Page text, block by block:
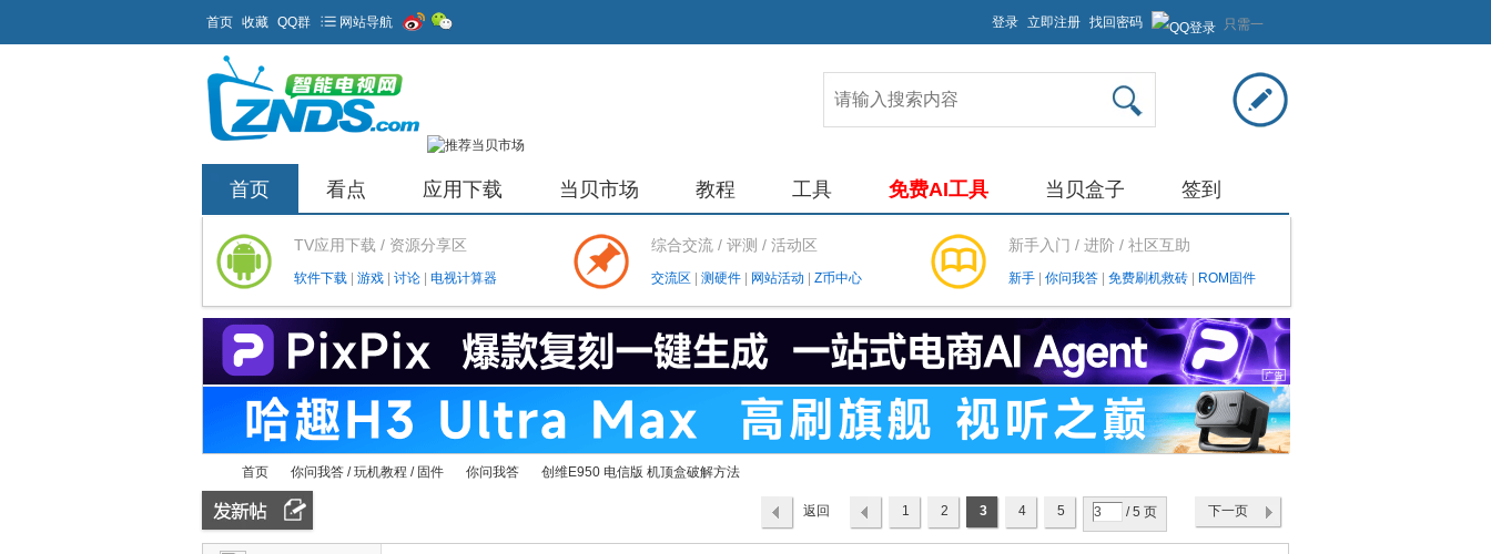
首页 收藏 QQ群 网站导航 只需一
步，快
速开始
登录 立即注册 找回密码
首页 看点 应用下载 当贝市场 教程 工具 免费AI工具 当贝盒子 签到
TV应用下载 / 资源分享区
软件下载 游戏 讨论 电视计算器
综合交流 / 评测 / 活动区
交流区 测硬件 网站活动 Z币中心
新手入门 / 进阶 / 社区互助
新手 你问我答 免费刷机救砖 ROM固件
首页 你问我答 / 玩机教程 / 固件 你问我答 创维E950 电信版 机顶盒破解方法
1 2 3 4 5 / 5 页 下一页
返回
列表